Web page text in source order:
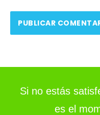
Si no estás
es el